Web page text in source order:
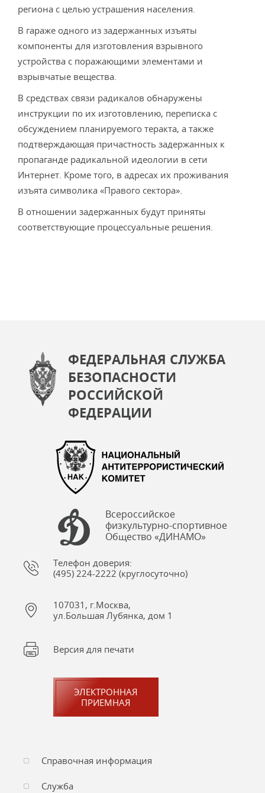
региона с целью устрашения населения.
В гараже одного из задержанных изъяты
компоненты для изготовления взрывного
устройства с поражающими элементами и
взрывчатые вещества.
В средствах связи радикалов обнаружены
инструкции по их изготовлению, переписка с
обсуждением планируемого теракта, а также
подтверждающая причастность задержанных к
пропаганде радикальной идеологии в сети
Интернет. Кроме того, в адресах их проживания
изъята символика «Правого сектора».
В отношении задержанных будут приняты
соответствующие процессуальные решения.
ФЕДЕРАЛЬНАЯ СЛУЖБА
БЕЗОПАСНОСТИ
РОССИЙСКОЙ
ФЕДЕРАЦИИ
Всероссийское
физкультурно-спортивное
Общество «ДИНАМО»
Телефон доверия:
(495) 224-2222 (круглосуточно)
107031, г.Москва,
ул.Большая Лубянка, дом 1
Версия для печати
ЭЛЕКТРОННАЯ
ПРИЕМНАЯ
Справочная информация
Служба